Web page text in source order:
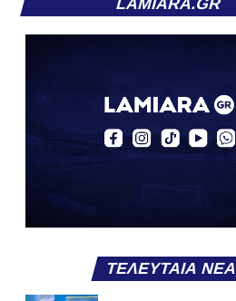
LAMIARA.GR
ΤΕΛΕΥΤΑΊΑ ΝΈΑ